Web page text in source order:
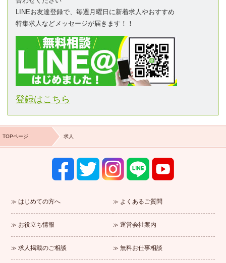
LINEお友達登録で、毎週月曜日に新着求人やおすすめ
特集求人などメッセージが届きます！！
登録はこちら
TOPページ 求人
はじめての方へ よくあるご質問
お役立ち情報 運営会社案内
求人掲載のご相談 無料お仕事相談